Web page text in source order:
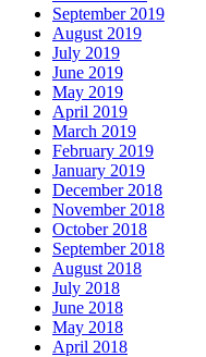
September 2019
August 2019
July 2019
June 2019
May 2019
April 2019
March 2019
February 2019
January 2019
December 2018
November 2018
October 2018
September 2018
August 2018
July 2018
June 2018
May 2018
April 2018